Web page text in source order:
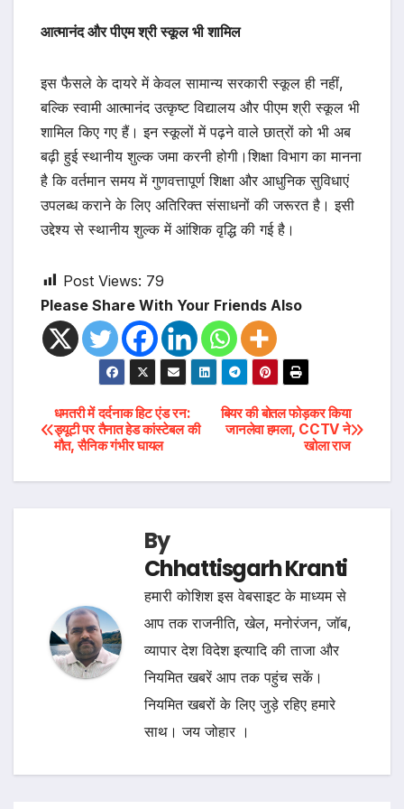
आत्मानंद और पीएम श्री स्कूल भी शामिल
इस फैसले के दायरे में केवल सामान्य सरकारी स्कूल ही नहीं,
बल्कि स्वामी आत्मानंद उत्कृष्ट विद्यालय और पीएम श्री स्कूल भी
शामिल किए गए हैं। इन स्कूलों में पढ़ने वाले छात्रों को भी अब
बढ़ी हुई स्थानीय शुल्क जमा करनी होगी।शिक्षा विभाग का मानना
है कि वर्तमान समय में गुणवत्तापूर्ण शिक्षा और आधुनिक सुविधाएं
उपलब्ध कराने के लिए अतिरिक्त संसाधनों की जरूरत है। इसी
उद्देश्य से स्थानीय शुल्क में आंशिक वृद्धि की गई है।
Post Views: 79
Please Share With Your Friends Also
Post
navigation
बियर की बोतल फोड़कर किया
जानलेवा हमला, CCTV ने
खोला राज
धमतरी में दर्दनाक हिट एंड रन:
ड्यूटी पर तैनात हेड कांस्टेबल की
मौत, सैनिक गंभीर घायल
By
Chhattisgarh Kranti
हमारी कोशिश इस वेबसाइट के माध्यम से
आप तक राजनीति, खेल, मनोरंजन, जॉब,
व्यापार देश विदेश इत्यादि की ताजा और
नियमित खबरें आप तक पहुंच सकें।
नियमित खबरों के लिए जुड़े रहिए हमारे
साथ। जय जोहार ।